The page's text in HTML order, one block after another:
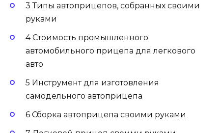
3 Типы автоприцепов, собранных своими
руками
4 Стоимость промышленного
автомобильного прицепа для легкового
авто
5 Инструмент для изготовления
самодельного автоприцепа
6 Сборка автоприцепа своими руками